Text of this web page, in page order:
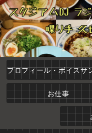
プロフィール・ボイスサ
お仕事